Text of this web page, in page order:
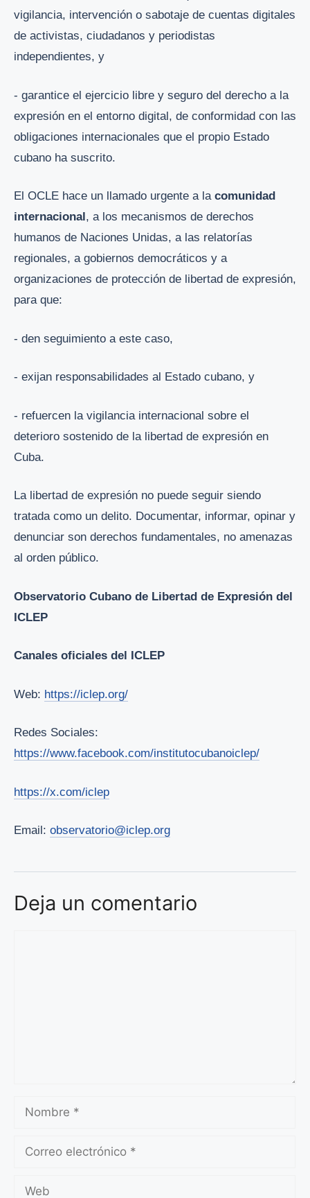
vigilancia, intervención o sabotaje de cuentas digitales
de activistas, ciudadanos y periodistas
independientes, y
- garantice el ejercicio libre y seguro del derecho a la
expresión en el entorno digital, de conformidad con las
obligaciones internacionales que el propio Estado
cubano ha suscrito.
El OCLE hace un llamado urgente a la comunidad
internacional , a los mecanismos de derechos
humanos de Naciones Unidas, a las relatorías
regionales, a gobiernos democráticos y a
organizaciones de protección de libertad de expresión,
para que:
- den seguimiento a este caso,
- exijan responsabilidades al Estado cubano, y
- refuercen la vigilancia internacional sobre el
deterioro sostenido de la libertad de expresión en
Cuba.
La libertad de expresión no puede seguir siendo
tratada como un delito. Documentar, informar, opinar y
denunciar son derechos fundamentales, no amenazas
al orden público.
Observatorio Cubano de Libertad de Expresión del
ICLEP
Canales oficiales del ICLEP
Web: https://iclep.org/
Redes Sociales:
https://www.facebook.com/institutocubanoiclep/
https://x.com/iclep
Email: observatorio@iclep.org
Deja un comentario
Nombre
Correo
Web